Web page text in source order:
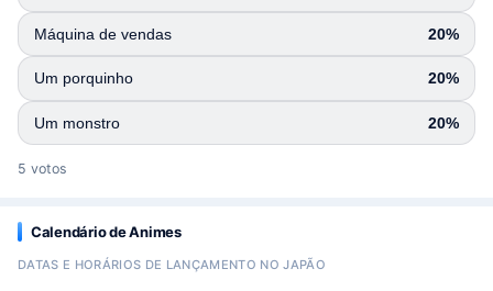
Máquina de vendas 20%
Um porquinho 20%
Um monstro 20%
5 votos
Calendário de Animes
DATAS E HORÁRIOS DE LANÇAMENTO NO JAPÃO